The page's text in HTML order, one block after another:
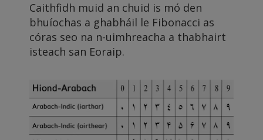
Caithfidh muid an chuid is mó den
bhuíochas a ghabháil le Fibonacci as
córas seo na n-uimhreacha a thabhairt
isteach san Eoraip.